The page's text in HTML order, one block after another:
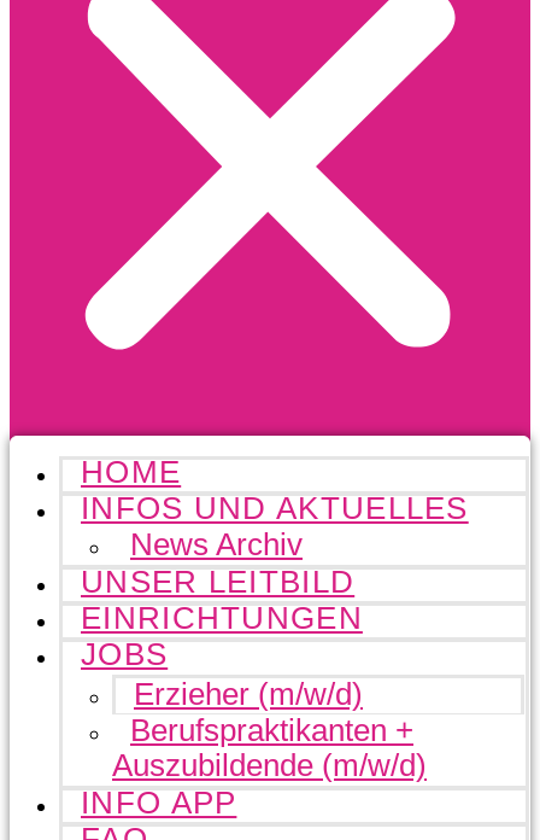
HOME
INFOS UND AKTUELLES
News Archiv
UNSER LEITBILD
EINRICHTUNGEN
JOBS
Erzieher (m/w/d)
Berufspraktikanten +
Auszubildende (m/w/d)
INFO APP